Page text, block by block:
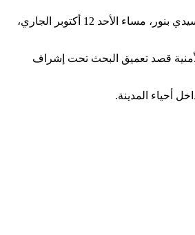
في إطار الجهود الأمنية المتواصلة لمحاربة مختلف أشكال الجريمة وتعزيز الإحساس بالأمن لدى المواطنين، تمكنت عناصر الأمن العمومي التابعة للدائرة الثانية بمدينة سيدي بنور، مساء الأحد 12 أكتوبر الجاري،
قصد تعميق البحث تحت إشراف
أحياء المدينة.